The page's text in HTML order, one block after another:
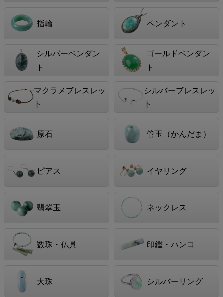
指輪 ペンダント
シルバーペンダン
ト
ゴールドペンダン
ト
マクラメブレスレッ
ト
シルバーブレスレッ
ト
原石 管玉（かんだま）
ピアス イヤリング
翡翠玉 ネックレス
数珠・仏具 印鑑・ハンコ
大珠 シルバーリング